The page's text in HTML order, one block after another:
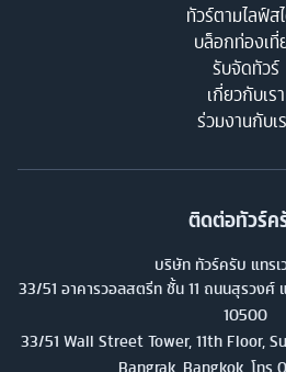
ทัวร์ตามไลฟ์ส
บล็อกท่องเที่
รับจัดทัวร์
เกี่ยวกับเรา
ร่วมงานกับเ
ติดต่อทัวร์ค
บริษัท ทัวร์ครับ แทร
33/51 อาคารวอลสตรีท ชั้น 11 ถนนสุรวงศ์
10500
33/51 Wall Street Tower, 11th Floor,